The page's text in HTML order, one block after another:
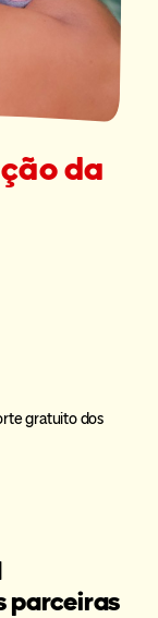
da
gratuito dos
parceiras